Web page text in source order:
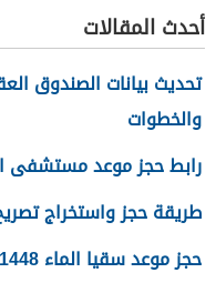
أحدث المقالات
والخطوات
رابط حجز موعد مستشفى
طريقة حجز واستخراج تصريح
حجز موعد سقيا الماء 1448 بوابة المواطن